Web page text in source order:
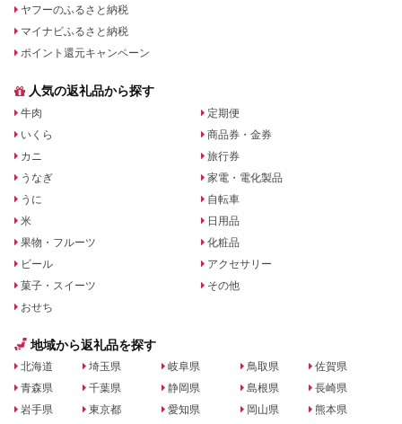
ヤフーのふるさと納税
マイナビふるさと納税
ポイント還元キャンペーン
人気の返礼品から探す
牛肉
いくら
カニ
うなぎ
うに
米
果物・フルーツ
ビール
菓子・スイーツ
おせち
定期便
商品券・金券
旅行券
家電・電化製品
自転車
日用品
化粧品
アクセサリー
その他
地域から返礼品を探す
北海道
青森県
岩手県
埼玉県
千葉県
東京都
岐阜県
静岡県
愛知県
鳥取県
島根県
岡山県
佐賀県
長崎県
熊本県